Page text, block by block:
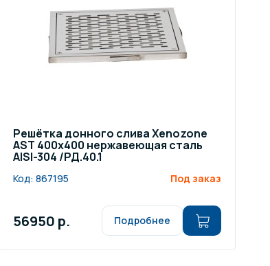
Измерение параметров воды
Решётка донного слива Xenozone
AST 400х400 нержавеющая сталь
AISI-304 /РД.40.1
Код: 867195 Под заказ
56950 р. Подробнее